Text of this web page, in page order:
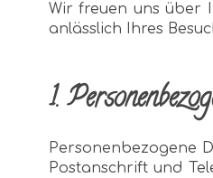
Wir freuen uns über
anlässlich Ihres
1.
Personenbezogene
Postanschrift und